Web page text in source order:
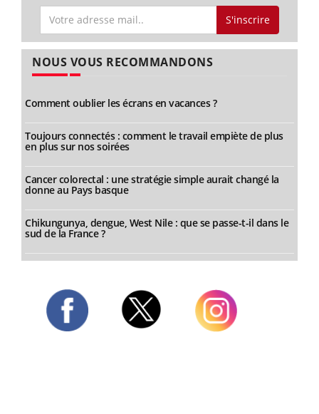
S'inscrire
NOUS VOUS RECOMMANDONS
Comment oublier les écrans en vacances ?
Toujours connectés : comment le travail empiète de plus
en plus sur nos soirées
Cancer colorectal : une stratégie simple aurait changé la
donne au Pays basque
Chikungunya, dengue, West Nile : que se passe-t-il dans le
sud de la France ?